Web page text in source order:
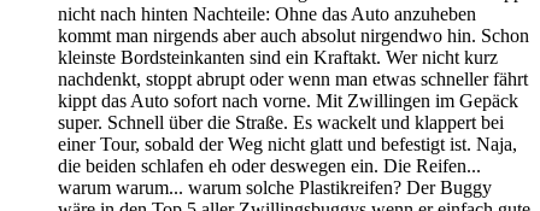
nicht nach hinten Nachteile: Ohne das Auto anzuheben
kommt man nirgends aber auch absolut nirgendwo hin. Schon
kleinste Bordsteinkanten sind ein Kraftakt. Wer nicht kurz
nachdenkt, stoppt abrupt oder wenn man etwas schneller fährt
kippt das Auto sofort nach vorne. Mit Zwillingen im Gepäck
super. Schnell über die Straße. Es wackelt und klappert bei
einer Tour, sobald der Weg nicht glatt und befestigt ist. Naja,
die beiden schlafen eh oder deswegen ein. Die Reifen...
warum warum... warum solche Plastikreifen? Der Buggy